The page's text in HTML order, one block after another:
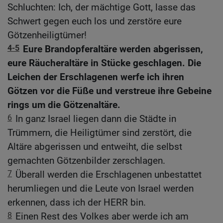
Schluchten: Ich, der mächtige Gott, lasse das
Schwert gegen euch los und zerstöre eure
Götzenheiligtümer!
4-5 Eure Brandopferaltäre werden abgerissen,
eure Räucheraltäre in Stücke geschlagen. Die
Leichen der Erschlagenen werfe ich ihren
Götzen vor die Füße und verstreue ihre Gebeine
rings um die Götzenaltäre.
6 In ganz Israel liegen dann die Städte in
Trümmern, die Heiligtümer sind zerstört, die
Altäre abgerissen und entweiht, die selbst
gemachten Götzenbilder zerschlagen.
7 Überall werden die Erschlagenen unbestattet
herumliegen und die Leute von Israel werden
erkennen, dass ich der HERR bin.
8 Einen Rest des Volkes aber werde ich am